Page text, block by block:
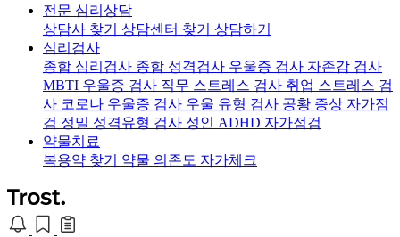
전문 심리상담
상담사 찾기 상담센터 찾기 상담하기
심리검사
종합 심리검사 종합 성격검사 우울증 검사 자존감 검사
MBTI 우울증 검사 직무 스트레스 검사 취업 스트레스 검
사 코로나 우울증 검사 우울 유형 검사 공황 증상 자가점
검 정밀 성격유형 검사 성인 ADHD 자가점검
약물치료
복용약 찾기 약물 의존도 자가체크